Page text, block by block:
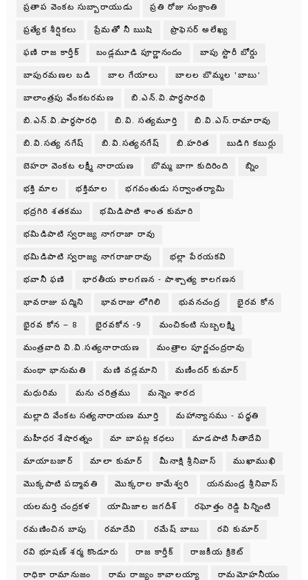
ప్రతాప వెంకట సుబ్బారాయుడు ప్రతి రోజు సంక్రాంతి
ప్రత్యేక శీర్షికలు ప్రేమతో నీ ఋషి ప్రొఫెసర్ అలేఖ్య
ఫణి రాజ కార్తీక్ బండ్లమూడి పూర్ణానందం బాపు స్టొరీ బోర్డు
బాపురమణల బడి బాల గేయాలు బాలల బొమ్మల 'బాబు'
బాలాంత్రపు వేంకటరమణ బి.ఎన్.వి.పార్థసారథి
బి.ఎన్.వి.పార్ధసారధి బి.వి. సత్యమూర్తి బి.వి.ఎస్.రామారావు
బి.వి.సత్య నగేష్ బి.వి.సత్యనగేష్ బి.హరిత బుడిగి కబుర్లు
బెహరా వెంకట లక్ష్మీ నారాయణ బొమ్మ బాగా కుదిరింది బ్నిం
భక్తి మాల భక్తిమాల భగవంతుడు సర్వాంతర్యామి
భద్రగిరి శతకము భమిడిపాటి శాంత కుమారి
భమిడిపాటి స్వరాజ్య నాగరాజా రావు
భమిడిపాటి స్వరాజ్య నాగరాజారావు భల్లా పేరయకవి
భవానీ ఫణి భారతీయ కాలగణన - పాశ్చాత్య కాలగణన
భావరాజు పద్మిని భావరాజు లోగిలి భువనచంద్ర భైరవ కోన
భైరవ కోన – 8 భైరవకోన -9 మంచికంటి సుబ్బలక్ష్మి
మంత్రవాది వి.వి.సత్యనారాయణ మంత్రాల పూర్ణచంద్రరావు
మంథా భానుమతి మణి వడ్లమాని మణీందర్ కుమార్
మధురిమ మను చరిత్రము మన్నెం శారద
మల్లాది వేంకట సత్యనారాయణ మూర్తి మహాన్యాసము - పధ్ధతి
మహీధర శేషారత్నం మా బాపట్ల కధలు మాడపాటి సీతాదేవి
మాయాబజార్ మాలా కుమార్ మీనాక్షి శ్రీనివాస్ ముఖాముఖి
మొక్కపాటి పద్మావతి మొక్కరాల కామేశ్వరి యనమండ్ర శ్రీనివాస్
యలమర్తి చంద్రకళ యామిజాల జగదీశ్ రఘోత్తం రెడ్డి పిన్నింటి
రమణించిన బాపు రమాదేవి రమేష్ బాబు రవి కుమార్
రవి భూషణ్ శర్మ కొండూరు రాజ కార్తీక్ రాజకీయ క్రికెట్
రాధికా రామానుజం రామ రాజ్యం కావాలయ్యా రామమోహనీయం